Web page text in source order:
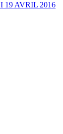
AVRIL 2016